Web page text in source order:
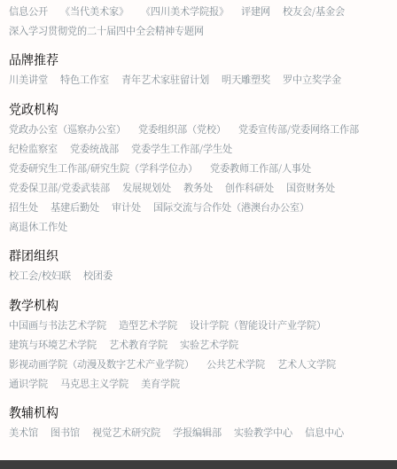
信息公开 《当代美术家》 《四川美术学院报》 评建网
校友会/基金会
深入学习贯彻党的二十届四中全会精神专题网
品牌推荐
川美讲堂 特色工作室 青年艺术家驻留计划 明天雕塑奖 罗中立奖学金
党政机构
党政办公室（巡察办公室） 党委组织部（党校）
党委宣传部/党委网络工作部
纪检监察室
党委统战部
党委学生工作部/学生处
党委研究生工作部/研究生院（学科学位办）
党委教师工作部/人事处
党委保卫部/党委武装部
发展规划处 教务处 创作科研处
国资财务处
招生处
基建后勤处 审计处
国际交流与合作处（港澳台办公室）
离退休工作处
群团组织
校工会/校妇联 校团委
教学机构
中国画与书法艺术学院 造型艺术学院
设计学院（智能设计产业学院）
建筑与环境艺术学院
艺术教育学院
实验艺术学院
影视动画学院（动漫及数字艺术产业学院）
公共艺术学院
艺术人文学院
通识学院
马克思主义学院 美育学院
教辅机构
美术馆 图书馆 视觉艺术研究院 学报编辑部 实验教学中心 信息中心